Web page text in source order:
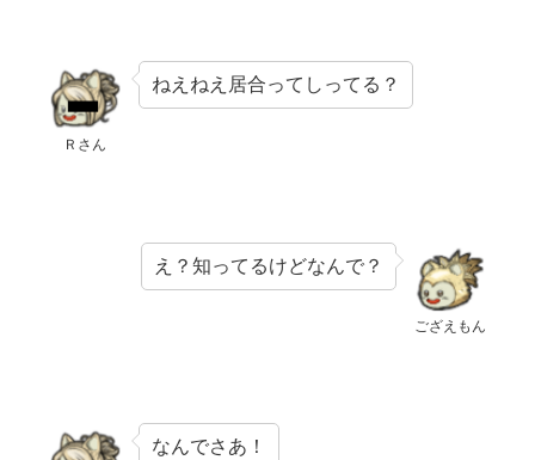
Ｒさん
ねえねえ居合ってしってる？
ござえもん
え？知ってるけどなんで？
なんでさあ！